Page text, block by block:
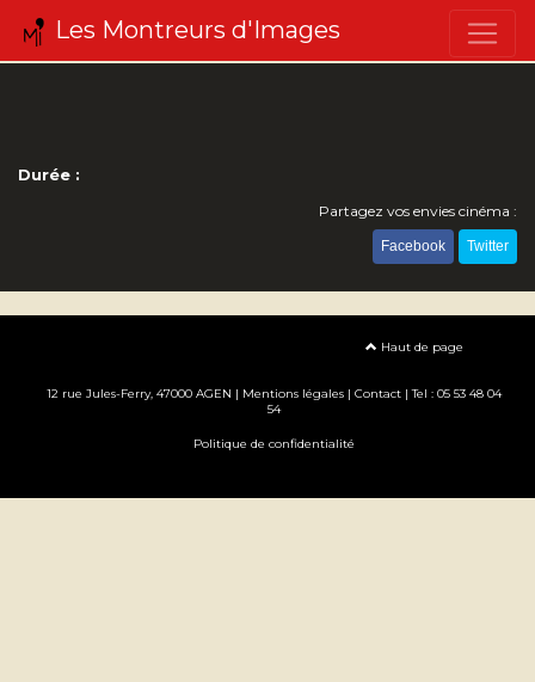
Les Montreurs d'Images
Durée :
Partagez vos envies cinéma :
Facebook Twitter
Haut de page
12 rue Jules-Ferry, 47000 AGEN | Mentions légales| Contact| Tel : 05 53 48 04
54
Politique de confidentialité